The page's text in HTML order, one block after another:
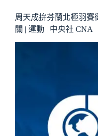
周天成拚芬蘭北極羽
關 | 運動 | 中央社 CNA